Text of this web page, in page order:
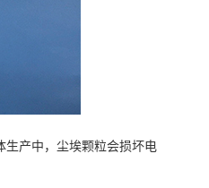
产中，尘埃颗粒会损坏电